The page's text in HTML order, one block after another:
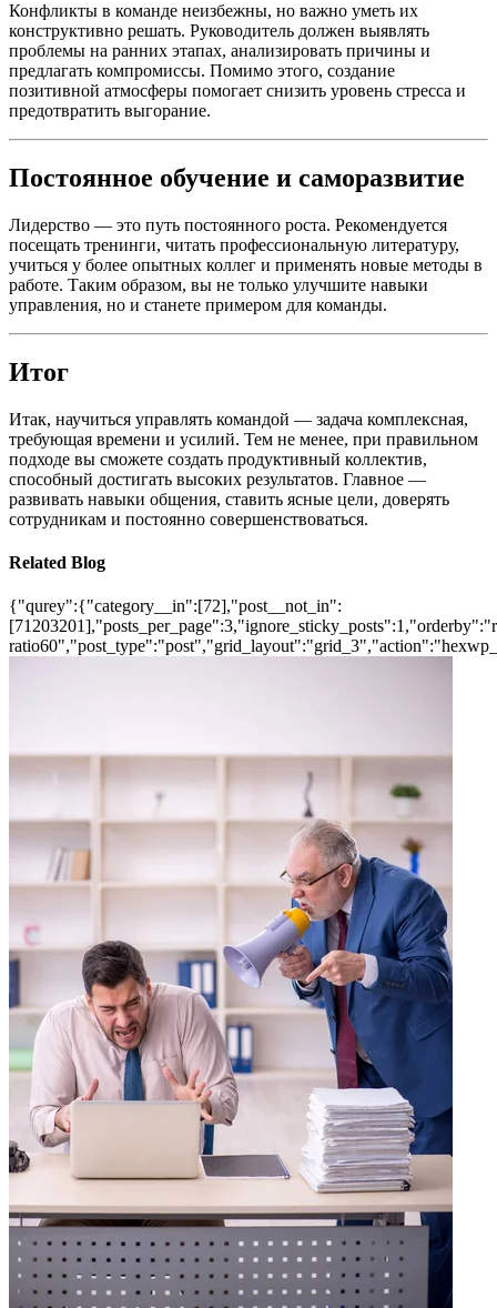
Конфликты в команде неизбежны, но важно уметь их
конструктивно решать. Руководитель должен выявлять
проблемы на ранних этапах, анализировать причины и
предлагать компромиссы. Помимо этого, создание
позитивной атмосферы помогает снизить уровень стресса и
предотвратить выгорание.
Постоянное обучение и саморазвитие
Лидерство — это путь постоянного роста. Рекомендуется
посещать тренинги, читать профессиональную литературу,
учиться у более опытных коллег и применять новые методы в
работе. Таким образом, вы не только улучшите навыки
управления, но и станете примером для команды.
Итог
Итак, научиться управлять командой — задача комплексная,
требующая времени и усилий. Тем не менее, при правильном
подходе вы сможете создать продуктивный коллектив,
способный достигать высоких результатов. Главное —
развивать навыки общения, ставить ясные цели, доверять
сотрудникам и постоянно совершенствоваться.
Related Blog
{"qurey":{"category__in":[72],"post__not_in":